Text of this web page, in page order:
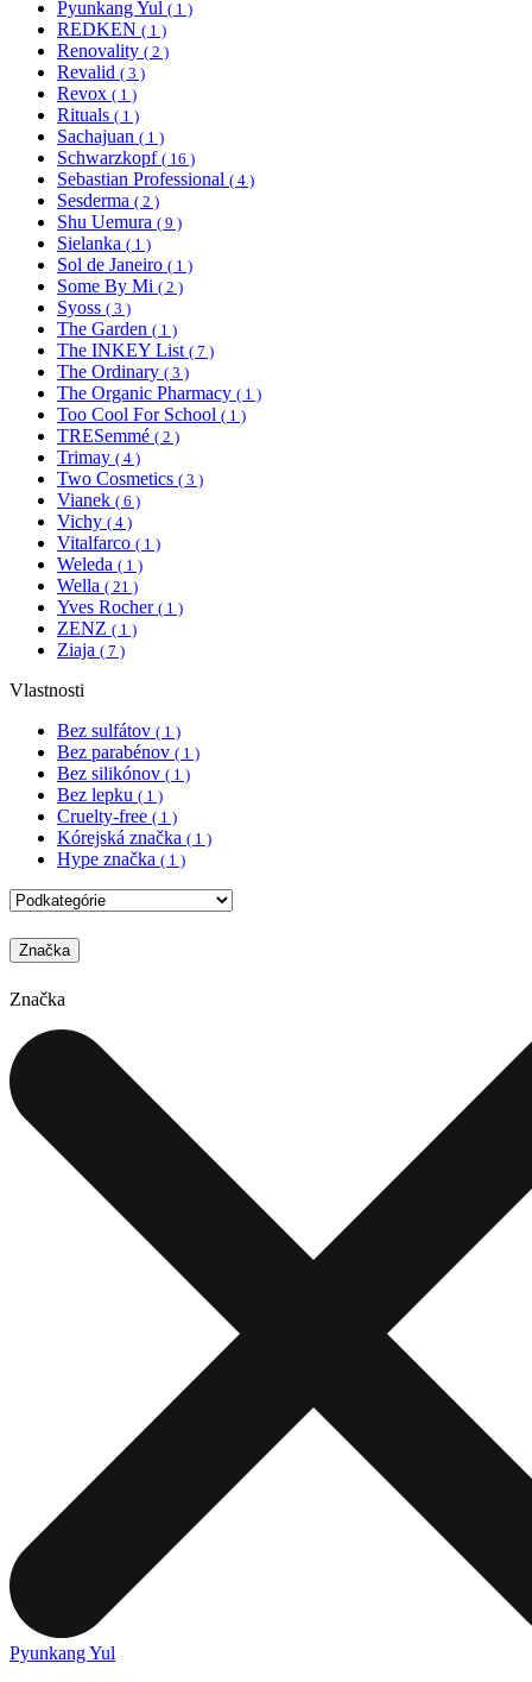
Pyunkang Yul ( 1 )
REDKEN ( 1 )
Renovality ( 2 )
Revalid ( 3 )
Revox ( 1 )
Rituals ( 1 )
Sachajuan ( 1 )
Schwarzkopf ( 16 )
Sebastian Professional ( 4 )
Sesderma ( 2 )
Shu Uemura ( 9 )
Sielanka ( 1 )
Sol de Janeiro ( 1 )
Some By Mi ( 2 )
Syoss ( 3 )
The Garden ( 1 )
The INKEY List ( 7 )
The Ordinary ( 3 )
The Organic Pharmacy ( 1 )
Too Cool For School ( 1 )
TRESemmé ( 2 )
Trimay ( 4 )
Two Cosmetics ( 3 )
Vianek ( 6 )
Vichy ( 4 )
Vitalfarco ( 1 )
Weleda ( 1 )
Wella ( 21 )
Yves Rocher ( 1 )
ZENZ ( 1 )
Ziaja ( 7 )
Vlastnosti
Bez sulfátov ( 1 )
Bez parabénov ( 1 )
Bez silikónov ( 1 )
Bez lepku ( 1 )
Cruelty-free ( 1 )
Kórejská značka ( 1 )
Hype značka ( 1 )
Značka
Značka
Pyunkang Yul